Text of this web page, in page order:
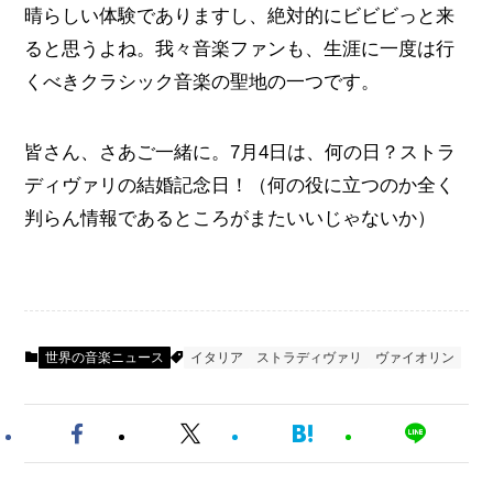
晴らしい体験でありますし、絶対的にビビビっと来
ると思うよね。我々音楽ファンも、生涯に一度は行
くべきクラシック音楽の聖地の一つです。
皆さん、さあご一緒に。7月4日は、何の日？ストラ
ディヴァリの結婚記念日！（何の役に立つのか全く
判らん情報であるところがまたいいじゃないか）
世界の音楽ニュース イタリア ストラディヴァリ ヴァイオリン